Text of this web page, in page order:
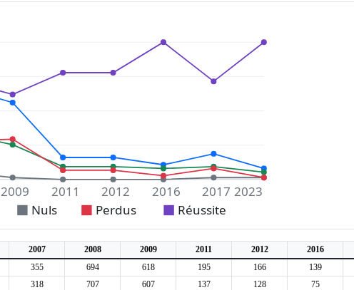
2009 2011 2012 2016 2017 2023
Nuls Perdus Réussite
2007 2008 2009 2011 2012 2016
355 694 618 195 166 139
318 707 607 137 128 75